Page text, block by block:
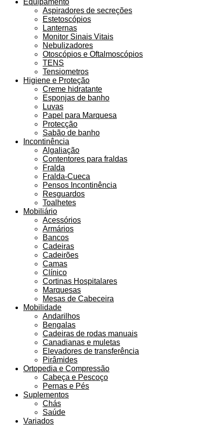
Equipamento
Aspiradores de secreções
Estetoscópios
Lanternas
Monitor Sinais Vitais
Nebulizadores
Otoscópios e Oftalmoscópios
TENS
Tensiometros
Higiene e Proteção
Creme hidratante
Esponjas de banho
Luvas
Papel para Marquesa
Protecção
Sabão de banho
Incontinência
Algaliação
Contentores para fraldas
Fralda
Fralda-Cueca
Pensos Incontinência
Resguardos
Toalhetes
Mobiliário
Acessórios
Armários
Bancos
Cadeiras
Cadeirões
Camas
Clínico
Cortinas Hospitalares
Marquesas
Mesas de Cabeceira
Mobilidade
Andarilhos
Bengalas
Cadeiras de rodas manuais
Canadianas e muletas
Elevadores de transferência
Pirâmides
Ortopedia e Compressão
Cabeça e Pescoço
Pernas e Pés
Suplementos
Chás
Saúde
Variados